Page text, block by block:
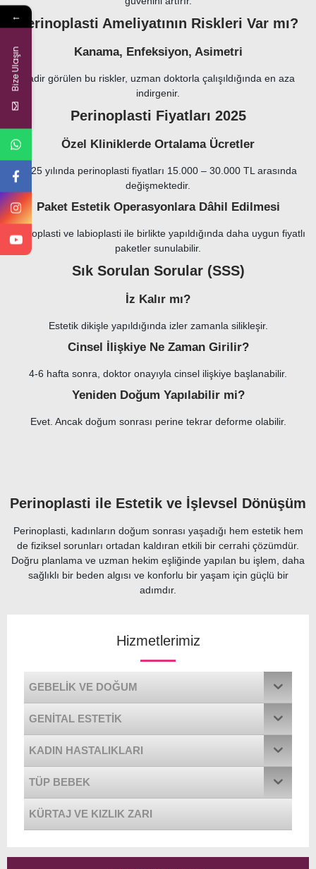
Perinoplasti Ameliyatının Riskleri Var mı?
Kanama, Enfeksiyon, Asimetri
Nadir görülen bu riskler, uzman doktorla çalışıldığında en aza
indirgenir.
Perinoplasti Fiyatları 2025
Özel Kliniklerde Ortalama Ücretler
2025 yılında perinoplasti fiyatları 15.000 – 30.000 TL arasında
değişmektedir.
Paket Estetik Operasyonlara Dâhil Edilmesi
Vajinoplasti ve labioplasti ile birlikte yapıldığında daha uygun fiyatlı
paketler sunulabilir.
Sık Sorulan Sorular (SSS)
İz Kalır mı?
Estetik dikişle yapıldığında izler zamanla silikleşir.
Cinsel İlişkiye Ne Zaman Girilir?
4-6 hafta sonra, doktor onayıyla cinsel ilişkiye başlanabilir.
Yeniden Doğum Yapılabilir mi?
Evet. Ancak doğum sonrası perine tekrar deforme olabilir.
Perinoplasti ile Estetik ve İşlevsel Dönüşüm
Perinoplasti, kadınların doğum sonrası yaşadığı hem estetik hem
de fiziksel sorunları ortadan kaldıran etkili bir cerrahi çözümdür.
Doğru planlama ve uzman hekim eşliğinde yapılan bu işlem, daha
sağlıklı bir beden algısı ve konforlu bir yaşam için güçlü bir
adımdır.
Hizmetlerimiz
GEBELIK VE DOĞUM
GENITAL ESTETIK
KADIN HASTALIKLARI
TÜP BEBEK
KÜRTAJ VE KIZLIK ZARI
←
Bize Ulaşın